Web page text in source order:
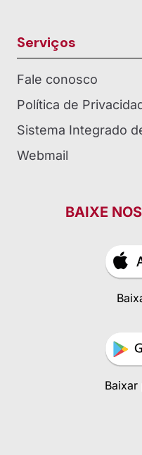
Serviços
Fale conosco
Política de
Sistema Integrado
Webmail
BAIXE
Baixar